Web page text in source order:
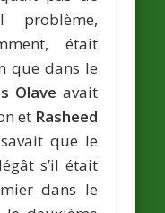
problème,
était
que dans le
Olave avait
et Rasheed
que le
s’il était
dans le